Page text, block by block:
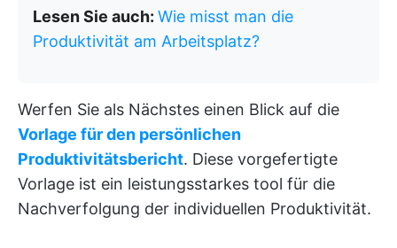
Lesen Sie auch: Wie misst man die
Produktivität am Arbeitsplatz?
Werfen Sie als Nächstes einen Blick auf die
Vorlage für den persönlichen
Produktivitätsbericht. Diese vorgefertigte
Vorlage ist ein leistungsstarkes tool für die
Nachverfolgung der individuellen Produktivität.